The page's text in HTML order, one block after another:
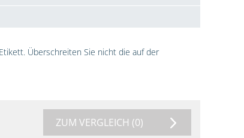
Überschreiten Sie nicht die auf der
ZUM VERGLEICH (0)